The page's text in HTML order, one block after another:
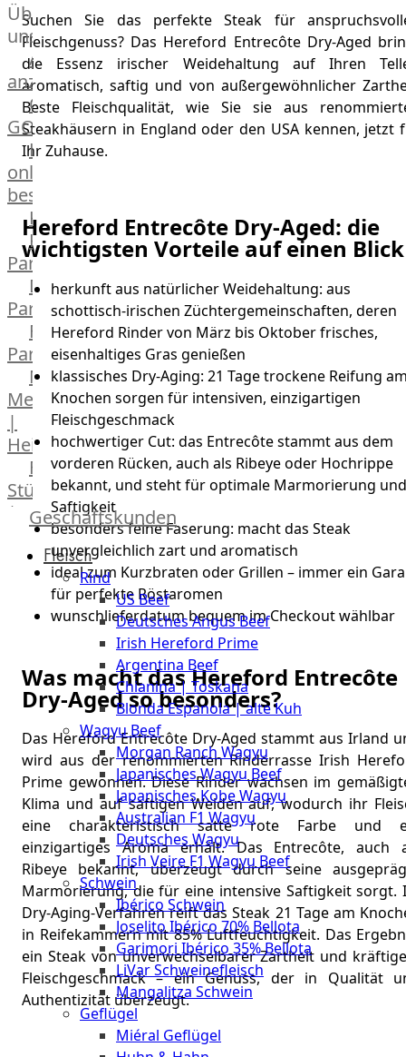
Über
uns
Alle
anzeigen
OTTO
GOURMET
Lebensmittel
online
bestellen
Karriere
Kochschul-
Partner
Depot-
Partner
Frischetheken-
Partner
Männer
Metzger
|
Heinsberg
Feinkost
Stüttgen
|
Düsseldorf
The
Meat
Geschäftskunden
Fleisch
Rind
US Beef
Deutsches Angus Beef
Irish Hereford Prime
Argentina Beef
Chianina | Toskana
Blonda Espanola | alte Kuh
Wagyu Beef
Morgan Ranch Wagyu
Japanisches Wagyu Beef
Japanisches Kobe Wagyu
Australian F1 Wagyu
Deutsches Wagyu
Irish Veire F1 Wagyu Beef
Schwein
Ibérico Schwein
Joselito Ibérico 70% Bellota
Garimori Ibérico 35% Bellota
LiVar Schweinefleisch
Mangalitza Schwein
Geflügel
Miéral Geflügel
Suchen Sie das perfekte Steak für
Fleischgenuss? Das Hereford Entrecôte Dry-Aged
die Essenz irischer Weidehaltung auf Ihren
aromatisch, saftig und von außergewöhnlicher
Beste Fleischqualität, wie Sie sie aus
Steakhäusern in England oder den USA kennen, jetzt
Ihr Zuhause.
Hereford Entrecôte Dry-Aged: die
wichtigsten Vorteile auf einen Blick
herkunft aus natürlicher Weidehaltung: aus
schottisch-irischen Züchtergemeinschaften, deren
Hereford Rinder von März bis Oktober frisches,
eisenhaltiges Gras genießen
klassisches Dry-Aging: 21 Tage trockene Reifung
Knochen sorgen für intensiven, einzigartigen
Fleischgeschmack
hochwertiger Cut: das Entrecôte stammt aus dem
vorderen Rücken, auch als Ribeye oder Hochrippe
bekannt, und steht für optimale Marmorierung und
Saftigkeit
besonders feine Faserung: macht das Steak
unvergleichlich zart und aromatisch
ideal zum Kurzbraten oder Grillen – immer ein
für perfekte Röstaromen
wunschlieferdatum bequem im Checkout wählbar
Was macht das Hereford Entrecôte
Dry-Aged so besonders?
Das Hereford Entrecôte Dry-Aged stammt aus Irland
wird aus der renommierten Rinderrasse Irish
Prime gewonnen. Diese Rinder wachsen im
Klima und auf saftigen Weiden auf, wodurch ihr
eine charakteristisch satte rote Farbe und
einzigartiges Aroma erhält. Das Entrecôte, auch
Ribeye bekannt, überzeugt durch seine
Marmorierung, die für eine intensive Saftigkeit sorgt.
Dry-Aging-Verfahren reift das Steak 21 Tage am
in Reifekammern mit 85% Luftfeuchtigkeit. Das
ein Steak von unverwechselbarer Zartheit und
Fleischgeschmack – ein Genuss, der in Qualität
Authentizität überzeugt.